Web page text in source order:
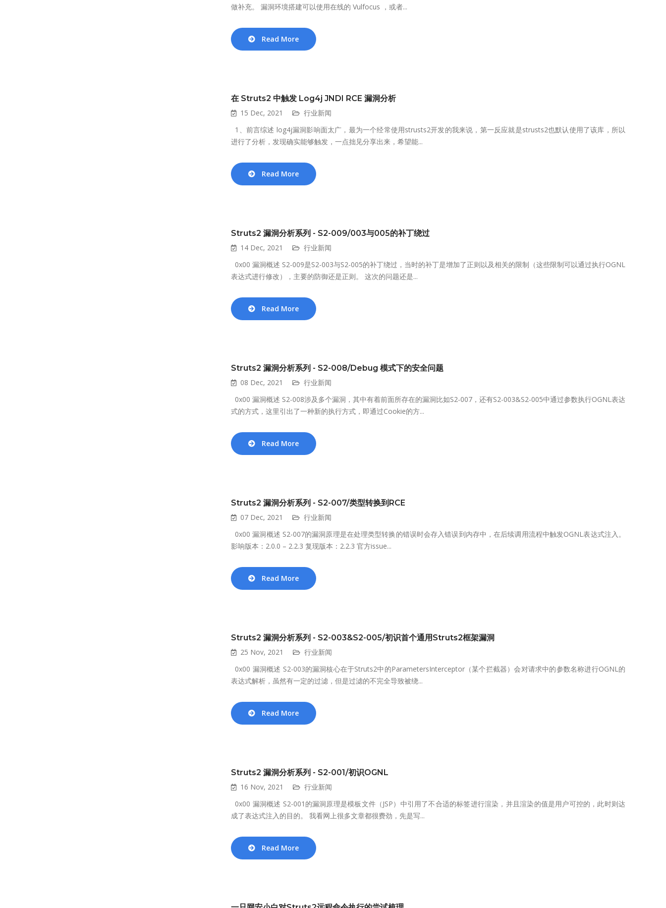
做补充。 漏洞环境搭建可以使用在线的 Vulfocus ，或者...
Read More
在 Struts2 中触发 Log4j JNDI RCE 漏洞分析
15 Dec, 2021
行业新闻
1、前言综述 log4j漏洞影响面太广，最为一个经常使用strusts2开发的我来说，第一反应就是strusts2也默认使用了该库，所以
进行了分析，发现确实能够触发，一点拙见分享出来，希望能...
Read More
Struts2 漏洞分析系列 - S2-009/003与005的补丁绕过
14 Dec, 2021
行业新闻
0x00 漏洞概述 S2-009是S2-003与S2-005的补丁绕过，当时的补丁是增加了正则以及相关的限制（这些限制可以通过执行OGNL
表达式进行修改），主要的防御还是正则。 这次的问题还是...
Read More
Struts2 漏洞分析系列 - S2-008/Debug 模式下的安全问题
08 Dec, 2021
行业新闻
0x00 漏洞概述 S2-008涉及多个漏洞，其中有着前面所存在的漏洞比如S2-007，还有S2-003&S2-005中通过参数执行OGNL表达
式的方式，这里引出了一种新的执行方式，即通过Cookie的方...
Read More
Struts2 漏洞分析系列 - S2-007/类型转换到RCE
07 Dec, 2021
行业新闻
0x00 漏洞概述 S2-007的漏洞原理是在处理类型转换的错误时会存入错误到内存中，在后续调用流程中触发OGNL表达式注入。
影响版本：2.0.0 – 2.2.3 复现版本：2.2.3 官方issue...
Read More
Struts2 漏洞分析系列 - S2-003&S2-005/初识首个通用Struts2框架漏洞
25 Nov, 2021
行业新闻
0x00 漏洞概述 S2-003的漏洞核心在于Struts2中的ParametersInterceptor（某个拦截器）会对请求中的参数名称进行OGNL的
表达式解析，虽然有一定的过滤，但是过滤的不完全导致被绕...
Read More
Struts2 漏洞分析系列 - S2-001/初识OGNL
16 Nov, 2021
行业新闻
0x00 漏洞概述 S2-001的漏洞原理是模板文件（JSP）中引用了不合适的标签进行渲染，并且渲染的值是用户可控的，此时则达
成了表达式注入的目的。 我看网上很多文章都很费劲，先是写...
Read More